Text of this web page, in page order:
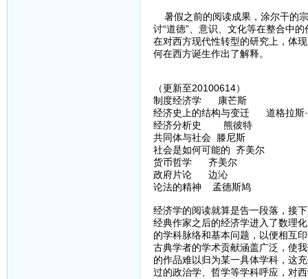
暑假之前的阅读成果，涂尔干的
讨“道德”、意识、文化等在整合中
在对西方现代性转型的研究上，体
何在西方诞生作出了解释。
（更新至20100614）
制度经济学 康芒斯
经济史上的结构与变迁 道格拉斯
经济分析史 熊彼特
共同体与社会 滕尼斯
社会是如何可能的 齐美尔
货币哲学 齐美尔
政府片论 边沁
论法的精神 孟德斯鸠
经济学的阅读就算是告一段落，接
经典作家之后的经济学进入了数理
的学科脉络和基本问题，以便相互
古典学者的学术贡献涵盖广泛，使
的作品难以归为某一具体学科，这
过的政治学、哲学等学科呼应，对